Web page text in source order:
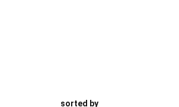
sorted by